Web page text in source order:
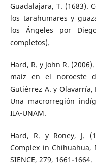
Guadalajara, T. (1683).
los tarahumares y
los Ángeles por
completos).
Hard, R. y John R.
maíz en el noroeste
Gutiérrez A. y Olavarría,
Una macrorregión
IIA-UNAM.
Hard, R. y Roney, J.
Complex in Chihuahua,
SIENCE, 279, 1661-1664.